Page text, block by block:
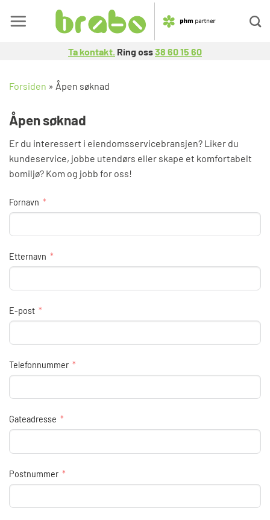
Ta kontakt. Ring oss38 60 15 60
Forsiden » Åpen søknad
Åpen søknad
Er du interessert i eiendomsservicebransjen? Liker du
kundeservice, jobbe utendørs eller skape et komfortabelt
bomiljø? Kom og jobb for oss!
Fornavn
Etternavn
E-post
Telefonnummer
Gateadresse
Postnummer